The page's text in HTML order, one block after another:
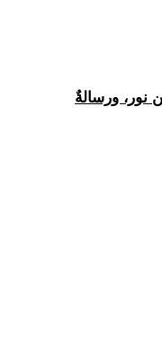
نور، ورسالةٌ